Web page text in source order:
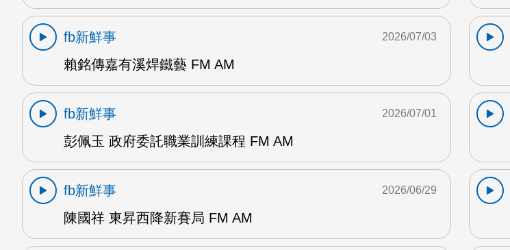
fb新鮮事
賴銘傳嘉有溪焊鐵藝 FM AM
2026/07/03
fb新鮮事
彭佩玉 政府委託職業訓練課程 FM AM
2026/07/01
fb新鮮事
陳國祥 東昇西降新賽局 FM AM
2026/06/29